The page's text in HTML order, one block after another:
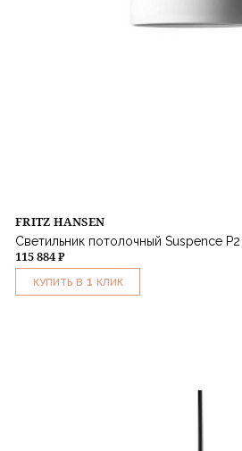
FRITZ HANSEN
Светильник потолочный Suspence
115 884 ₽
КУПИТЬ В 1 КЛИК